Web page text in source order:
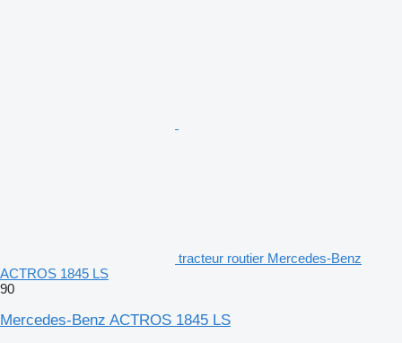
tracteur routier Mercedes-Benz
ACTROS 1845 LS
90
Mercedes-Benz ACTROS 1845 LS